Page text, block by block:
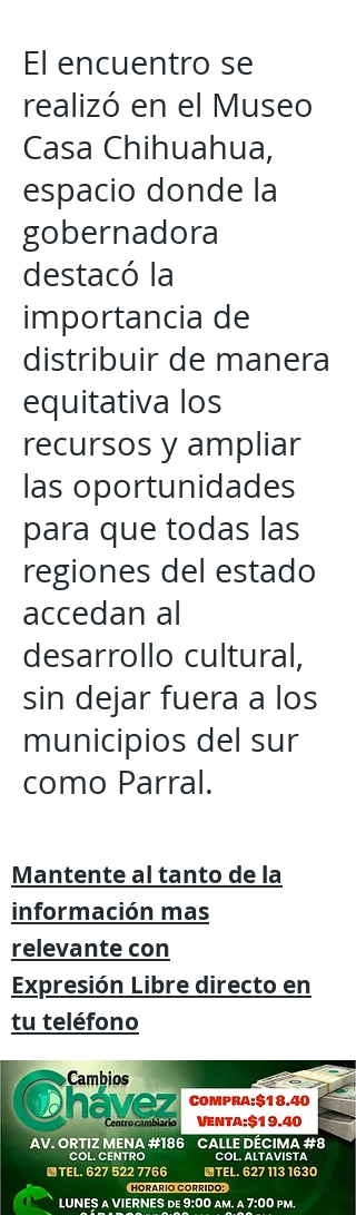
El encuentro se
realizó en el Museo
Casa Chihuahua,
espacio donde la
gobernadora
destacó la
importancia de
distribuir de manera
equitativa los
recursos y ampliar
las oportunidades
para que todas las
regiones del estado
accedan al
desarrollo cultural,
sin dejar fuera a los
municipios del sur
como Parral.
Mantente al tanto de la
información mas
relevante con
Expresión Libre directo en
tu teléfono